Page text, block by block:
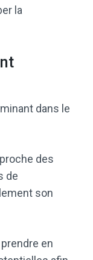
la
dans le
des
de
son
en